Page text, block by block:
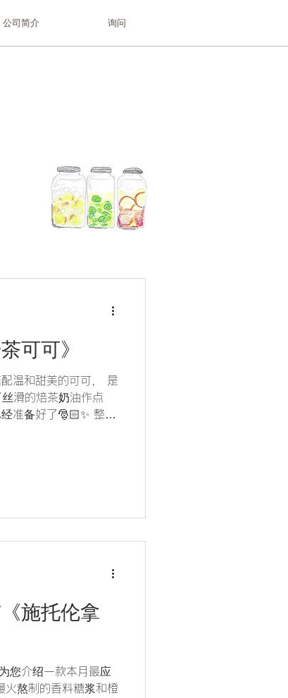
公司简介 询问
可可》
温和甜美的可可， 是
滑的焙茶奶油作点
准备好了🎅🏻✨ 整个
施托伦拿
您介绍一款本月最应
熬制的香料糖浆和橙